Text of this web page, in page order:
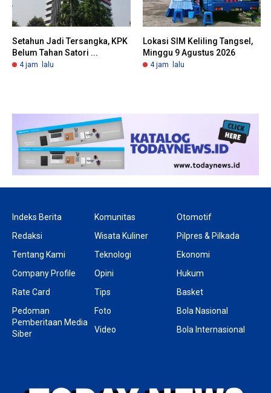
Setahun Jadi Tersangka, KPK
Belum Tahan Satori ...
4 jam lalu
Lokasi SIM Keliling Tangsel,
Minggu 9 Agustus 2026
4 jam lalu
Indeks Berita
Redaksi
Tentang Kami
Company Profile
Rate Card
Pedoman
Pemberitaan Media
Siber
Komunitas
Wisata Kuliner
Teknologi
Opini
Tips
Foto
Video
Otomotif
Pilpres & Pilkada
Ekonomi
Hukum
Basket
Bola Nasional
Bola Internasional